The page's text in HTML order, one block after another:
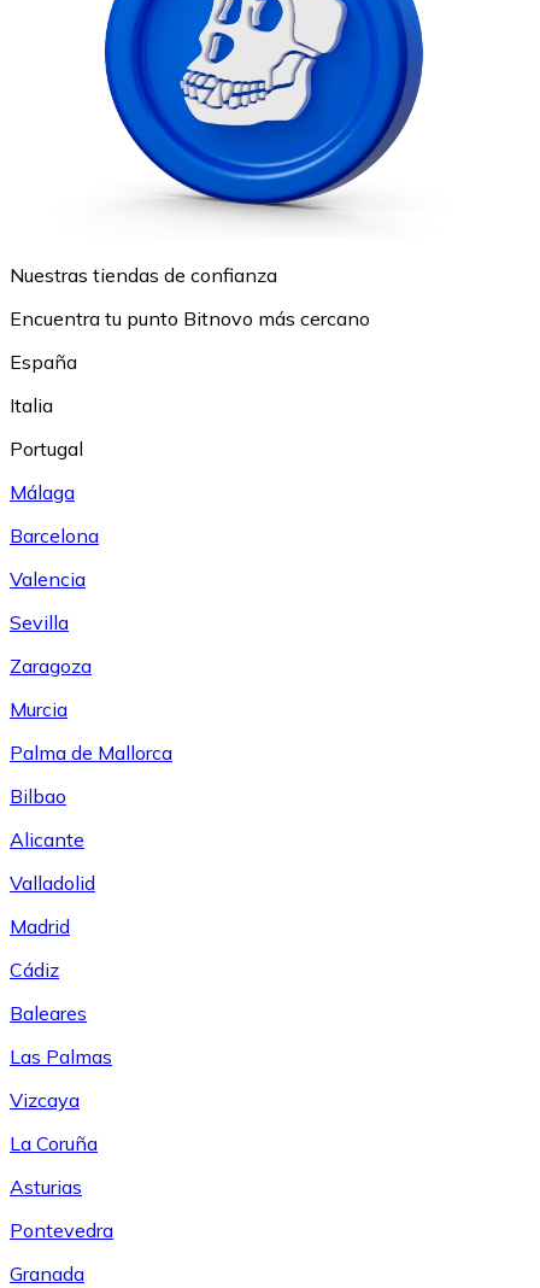
Nuestras tiendas de confianza
Encuentra tu punto Bitnovo más cercano
España
Italia
Portugal
Málaga
Barcelona
Valencia
Sevilla
Zaragoza
Murcia
Palma de Mallorca
Bilbao
Alicante
Valladolid
Madrid
Cádiz
Baleares
Las Palmas
Vizcaya
La Coruña
Asturias
Pontevedra
Granada